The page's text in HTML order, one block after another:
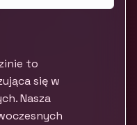
to
się w
Nasza